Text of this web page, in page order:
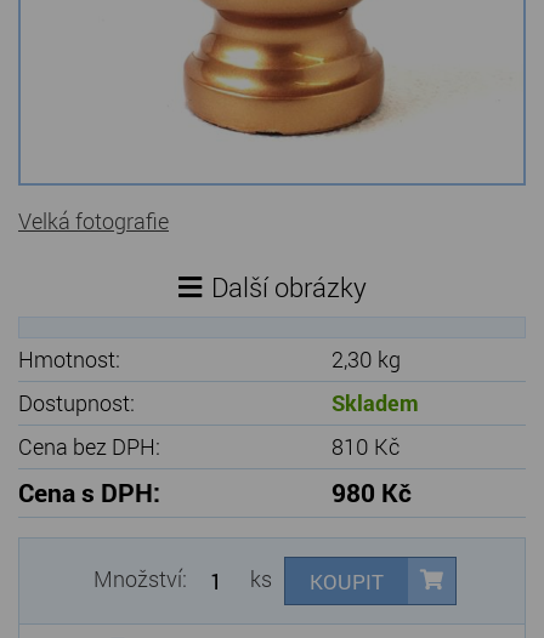
Údržba a čištění kamene
Velká fotografie
Další obrázky
Hmotnost:
2,30 kg
Dostupnost:
Skladem
Cena bez DPH:
810 Kč
Cena s DPH: 980 Kč
Množství: ks KOUPIT